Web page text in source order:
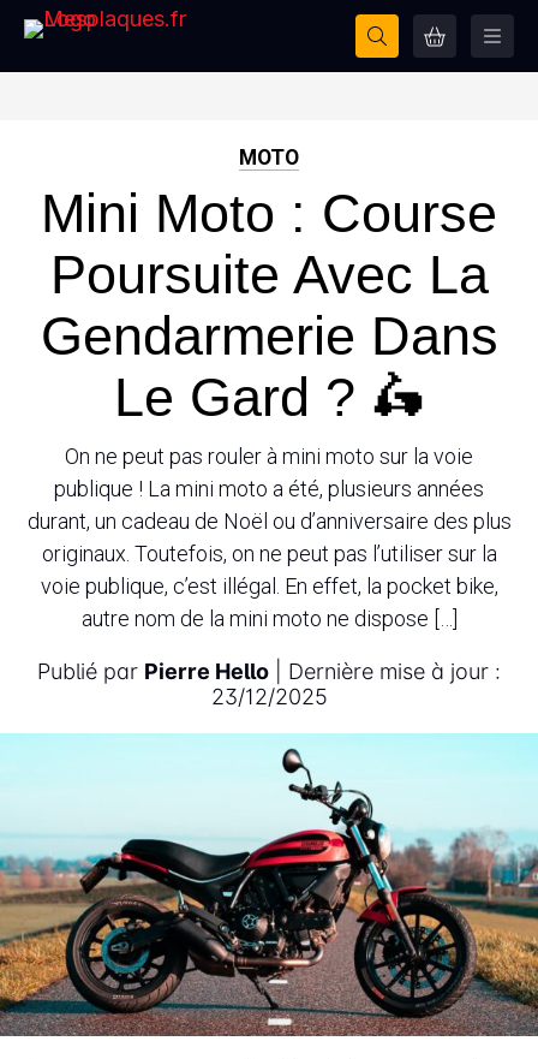
MOTO
Mini Moto : Course
Poursuite Avec La
Gendarmerie Dans
Le Gard ? 🛵
On ne peut pas rouler à mini moto sur la voie
publique ! La mini moto a été, plusieurs années
durant, un cadeau de Noël ou d’anniversaire des plus
originaux. Toutefois, on ne peut pas l’utiliser sur la
voie publique, c’est illégal. En effet, la pocket bike,
autre nom de la mini moto ne dispose […]
Publié par Pierre Hello | Dernière mise à jour :
23/12/2025